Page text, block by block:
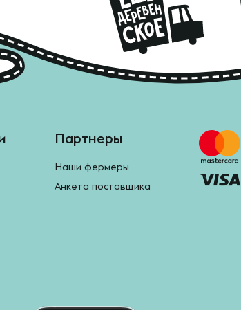
Партнеры
Наши фермеры
Анкета поставщика